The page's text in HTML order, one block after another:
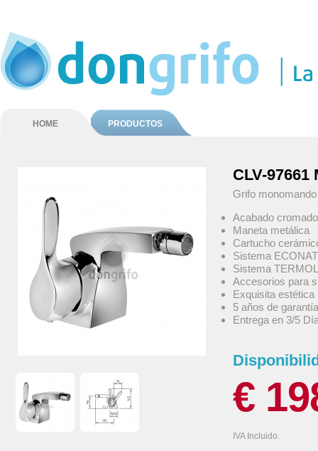
HOME PRODUCTOS
CLV-97661
Grifo
Acabado cromado
Maneta metálica
Cartucho
Sistema
Sistema
Accesorios para
Exquisita estética
5 años de garantía
Entrega en 3/5
€
IVA Incluido.